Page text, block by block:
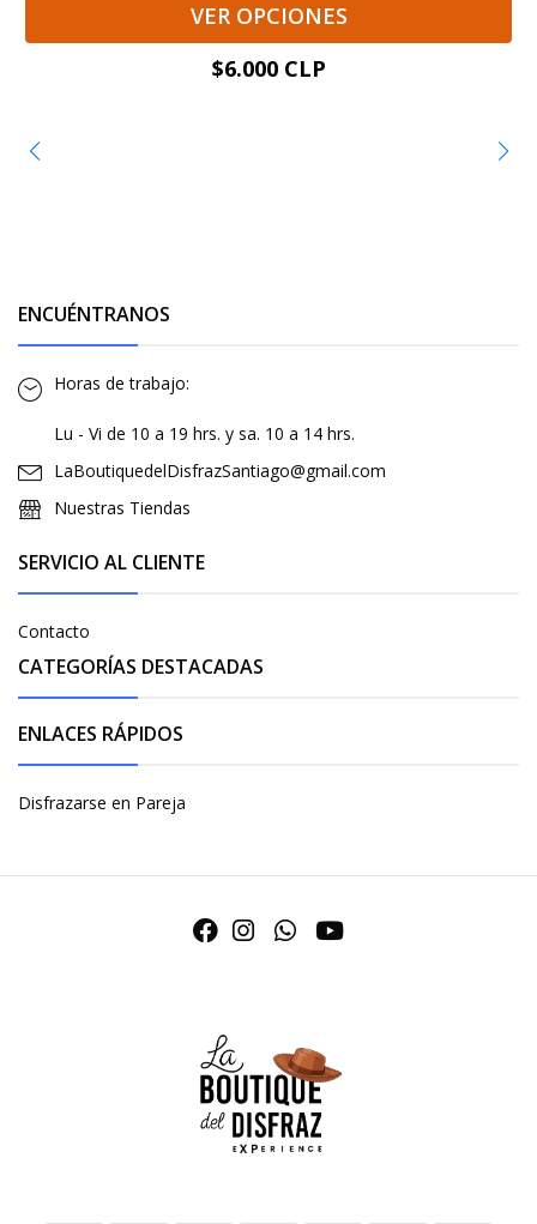
VER OPCIONES
$6.000 CLP
ENCUÉNTRANOS
Horas de trabajo:
Lu - Vi de 10 a 19 hrs. y sa. 10 a 14 hrs.
LaBoutiquedelDisfrazSantiago@gmail.com
Nuestras Tiendas
SERVICIO AL CLIENTE
Contacto
CATEGORÍAS DESTACADAS
ENLACES RÁPIDOS
Disfrazarse en Pareja